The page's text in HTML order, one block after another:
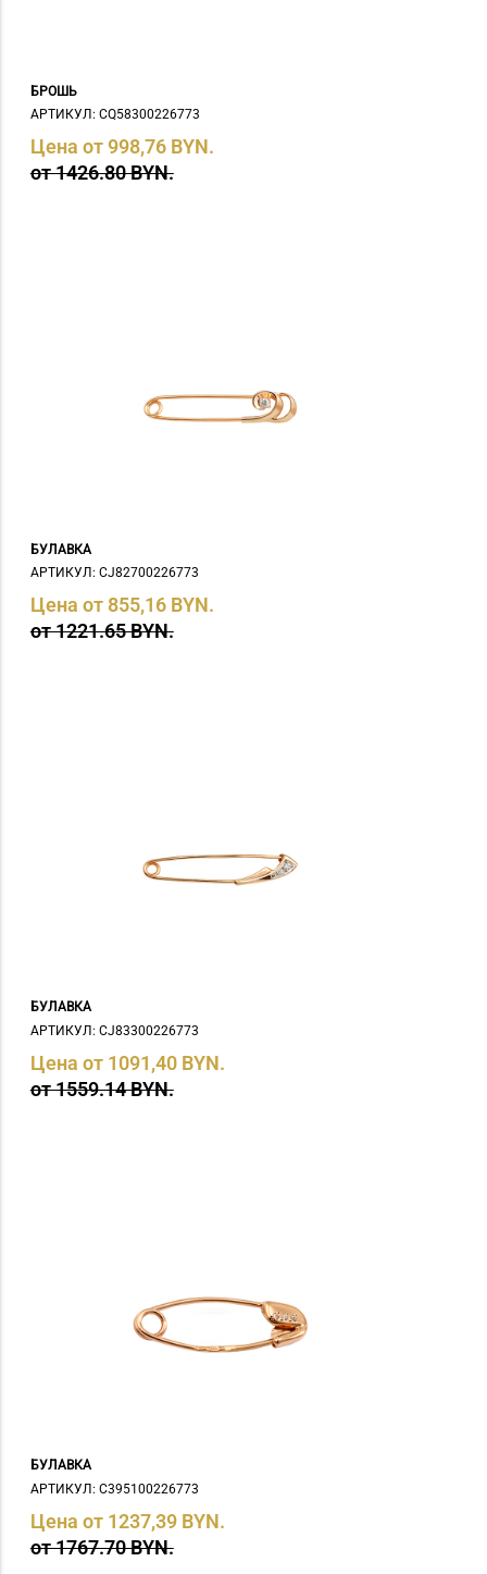
БРОШЬ
АРТИКУЛ: СQ58300226773
Цена от 998,76 BYN.
от 1426.80 BYN.
БУЛАВКА
АРТИКУЛ: СJ82700226773
Цена от 855,16 BYN.
от 1221.65 BYN.
БУЛАВКА
АРТИКУЛ: СJ83300226773
Цена от 1091,40 BYN.
от 1559.14 BYN.
БУЛАВКА
АРТИКУЛ: С395100226773
Цена от 1237,39 BYN.
от 1767.70 BYN.